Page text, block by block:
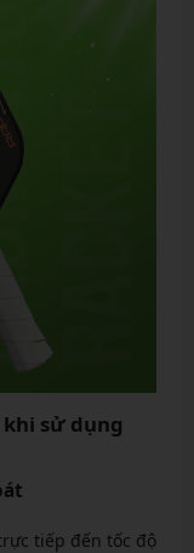
sử dụng
tiếp đến tốc độ